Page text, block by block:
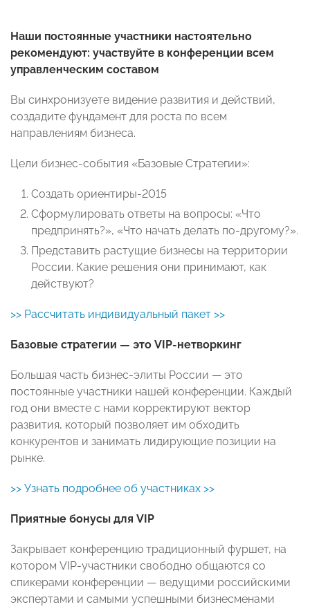
Наши постоянные участники настоятельно
рекомендуют: участвуйте в конференции всем
управленческим составом
Вы синхронизуете видение развития и действий,
создадите фундамент для роста по всем
направлениям бизнеса.
Цели бизнес-события «Базовые Стратегии»:
Создать ориентиры-2015
Сформулировать ответы на вопросы: «Что
предпринять?», «Что начать делать по-другому?».
Представить растущие бизнесы на территории
России. Какие решения они принимают, как
действуют?
>> Рассчитать индивидуальный пакет >>
Базовые стратегии — это VIP-нетворкинг
Большая часть бизнес-элиты России — это
постоянные участники нашей конференции. Каждый
год они вместе с нами корректируют вектор
развития, который позволяет им обходить
конкурентов и занимать лидирующие позиции на
рынке.
>> Узнать подробнее об участниках >>
Приятные бонусы для VIP
Закрывает конференцию традиционный фуршет, на
котором VIP-участники свободно общаются со
спикерами конференции — ведущими российскими
экспертами и самыми успешными бизнесменами